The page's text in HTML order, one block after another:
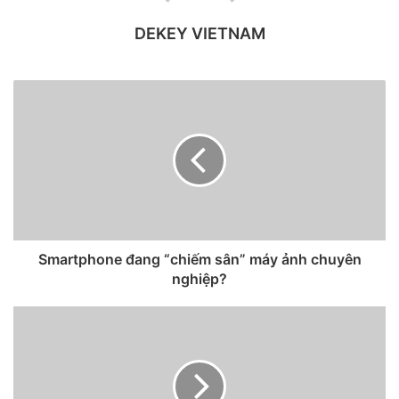
Người dùng hoàn toàn có thể quay phim như Hollywood
bằng iPhone.
cho biết video này là “do Apple ủy quyền”. Video cho thấy,
người dùng có thể “tạo ra những video đẹp và đậm chất
DEKEY VIETNAM
Smartphone đang “chiếm sân” máy ảnh chuyên
nghiệp?